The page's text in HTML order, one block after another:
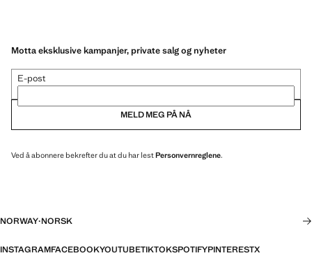
Motta eksklusive kampanjer, private salg og nyheter
E-post
MELD MEG PÅ NÅ
Ved å abonnere bekrefter du at du har lestPersonvernreglene.
NORWAY·NORSK
INSTAGRAMFACEBOOKYOUTUBETIKTOKSPOTIFYPINTERESTX